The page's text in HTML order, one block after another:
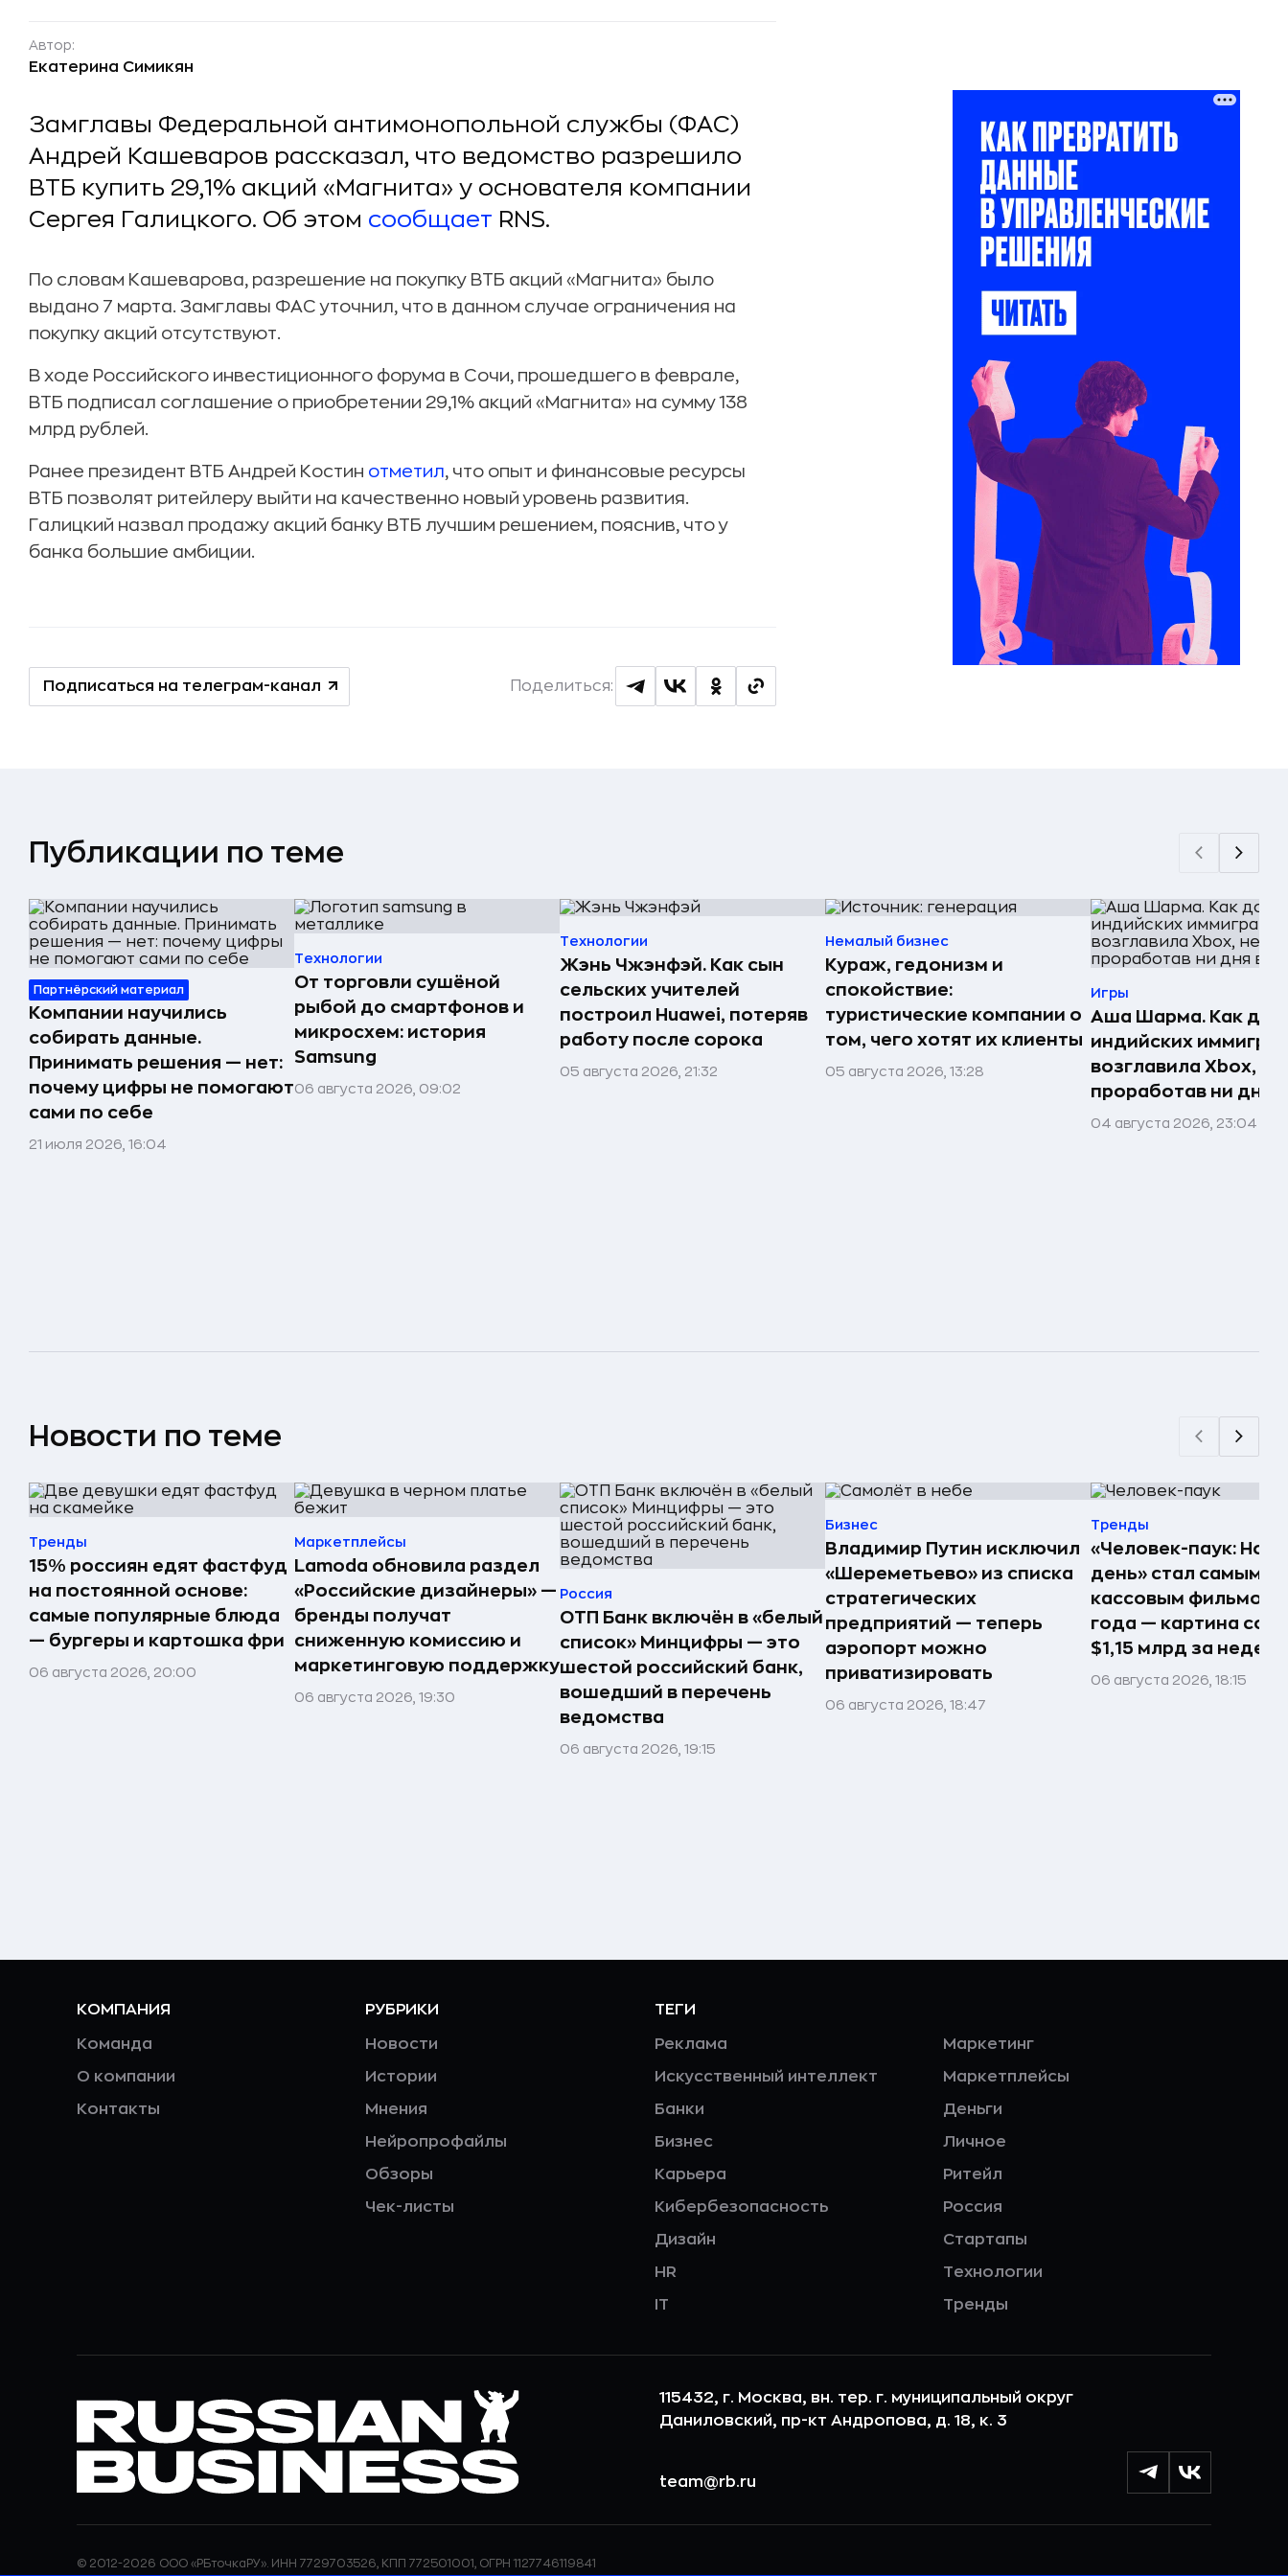
Автор:
Екатерина Симикян
Замглавы Федеральной антимонопольной службы (ФАС)
Андрей Кашеваров рассказал, что ведомство разрешило
ВТБ купить 29,1% акций «Магнита» у основателя компании
Сергея Галицкого. Об этом сообщает RNS.
По словам Кашеварова, разрешение на покупку ВТБ акций «Магнита» было
выдано 7 марта. Замглавы ФАС уточнил, что в данном случае ограничения на
покупку акций отсутствуют.
В ходе Российского инвестиционного форума в Сочи, прошедшего в феврале,
ВТБ подписал соглашение о приобретении 29,1% акций «Магнита» на сумму 138
млрд рублей.
Ранее президент ВТБ Андрей Костин отметил, что опыт и финансовые ресурсы
ВТБ позволят ритейлеру выйти на качественно новый уровень развития.
Галицкий назвал продажу акций банку ВТБ лучшим решением, пояснив, что у
банка большие амбиции.
Подписаться на телеграм-канал Поделиться:
Публикации по теме
Партнёрский материал
Компании научились
собирать данные.
Принимать решения — нет:
почему цифры не помогают
сами по себе
21 июля 2026, 16:04
Технологии
От торговли сушёной
рыбой до смартфонов и
микросхем: история
Samsung
06 августа 2026, 09:02
Технологии
Жэнь Чжэнфэй. Как сын
сельских учителей
построил Huawei, потеряв
работу после сорока
05 августа 2026, 21:32
Немалый бизнес
Кураж, гедонизм и
спокойствие:
туристические компании о
том, чего хотят их клиенты
05 августа 2026, 13:28
Игры
Аша Шарма. Как
индийских
возглавила Xbox, не
проработав ни дня
04 августа 2026, 23:04
Новости по теме
Тренды
15% россиян едят фастфуд
на постоянной основе:
самые популярные блюда
— бургеры и картошка фри
06 августа 2026, 20:00
Маркетплейсы
Lamoda обновила раздел
«Российские дизайнеры» —
бренды получат
сниженную комиссию и
маркетинговую поддержку
06 августа 2026, 19:30
Россия
ОТП Банк включён в «белый
список» Минцифры — это
шестой российский банк,
вошедший в перечень
ведомства
06 августа 2026, 19:15
Бизнес
Владимир Путин исключил
«Шереметьево» из списка
стратегических
предприятий — теперь
аэропорт можно
приватизировать
06 августа 2026, 18:47
Тренды
«Человек-паук:
день» стал самым
кассовым фильмом
года — картина
$1,15 млрд за
06 августа 2026, 18:15
КОМПАНИЯ
Команда
О компании
Контакты
РУБРИКИ
Новости
Истории
Мнения
Нейропрофайлы
Обзоры
Чек-листы
ТЕГИ
Реклама
Искусственный интеллект
Банки
Бизнес
Карьера
Кибербезопасность
Дизайн
HR
IT
Маркетинг
Маркетплейсы
Деньги
Личное
Ритейл
Россия
Стартапы
Технологии
Тренды
115432, г. Москва, вн. тер. г. муниципальный округ
Даниловский, пр-кт Андропова, д. 18, к. 3
team@rb.ru
© 2012-2026 ООО «РБточкаРУ». ИНН 7729703526, КПП 772501001, ОГРН 1127746119841